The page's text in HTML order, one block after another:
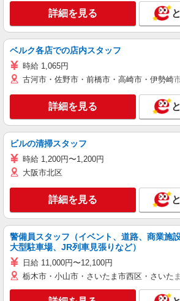
詳細を見る
ベルク各店での店内スタッフ
時給 1,065円
古河市・佐野市・前橋市・高崎市・伊勢崎
詳細を見る
ビルの清掃スタッフ
時給 1,200円〜1,200円
大阪市北区
詳細を見る
警備員スタッフ（イベント、道路、商業施設
大型駐車場、JR列車見張りなど）
日給 11,000円〜12,100円
栃木市・小山市・さいたま市西区・さいた